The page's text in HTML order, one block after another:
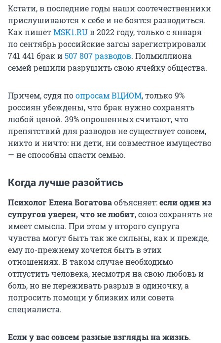
Кстати, в последние годы наши соотечественники
прислушиваются к себе и не боятся разводиться.
Как пишетMSK1.RUв 2022 году, только с января
по сентябрь российские загсы зарегистрировали
741 441 брак и507 807 разводов. Полмиллиона
семей решили разрушить свою ячейку общества.
Причем, судя поопросам ВЦИОМ, только 9%
россиян убеждены, что брак нужно сохранять
любой ценой. 39% опрошенных считают, что
препятствий для разводов не существует совсем,
никто и ничто: ни дети, ни совместное имущество
— не способны спасти семью.
Когда лучше разойтись
Психолог Елена Богатоваобъясняет:если один из
супругов уверен, что не любит, союз сохранять не
имеет смысла. При этом у второго супруга
чувства могут быть так же сильны, как и прежде,
ему по-прежнему хочется быть в этих
отношениях. В таком случае необходимо
отпустить человека, несмотря на свою любовь и
боль, но не переживать разрыв в одиночку, а
попросить помощи у близких или совета
специалиста.
Если у вас совсем разные взгляды на жизнь.